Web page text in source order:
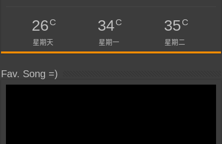
26C
星期天
34C
星期一
35C
星期二
Fav. Song =)